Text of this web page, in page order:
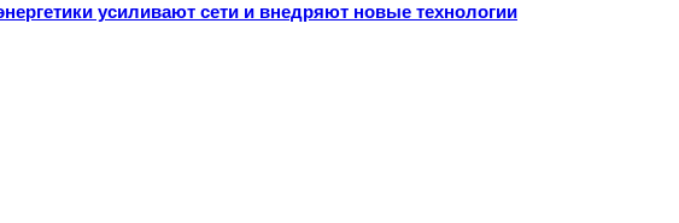
усиливают сети и внедряют новые технологии